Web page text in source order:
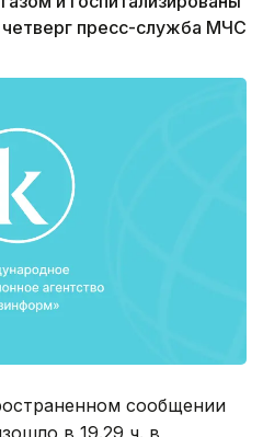
пресс-служба МЧС
сообщении
в 19.29 ч. в